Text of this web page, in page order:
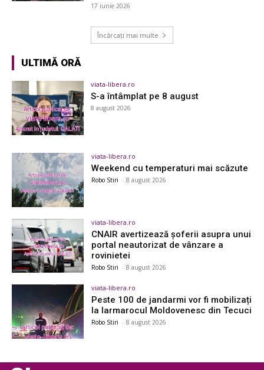
17 iunie 2026
Încărcați mai multe
ULTIMĂ ORĂ
viata-libera.ro
S-a întâmplat pe 8 august
8 august 2026
viata-libera.ro
Weekend cu temperaturi mai scăzute
Robo Stiri - 8 august 2026
viata-libera.ro
CNAIR avertizează șoferii asupra unui
portal neautorizat de vânzare a
rovinietei
Robo Stiri - 8 august 2026
viata-libera.ro
Peste 100 de jandarmi vor fi mobilizați
la Iarmarocul Moldovenesc din Tecuci
Robo Stiri - 8 august 2026